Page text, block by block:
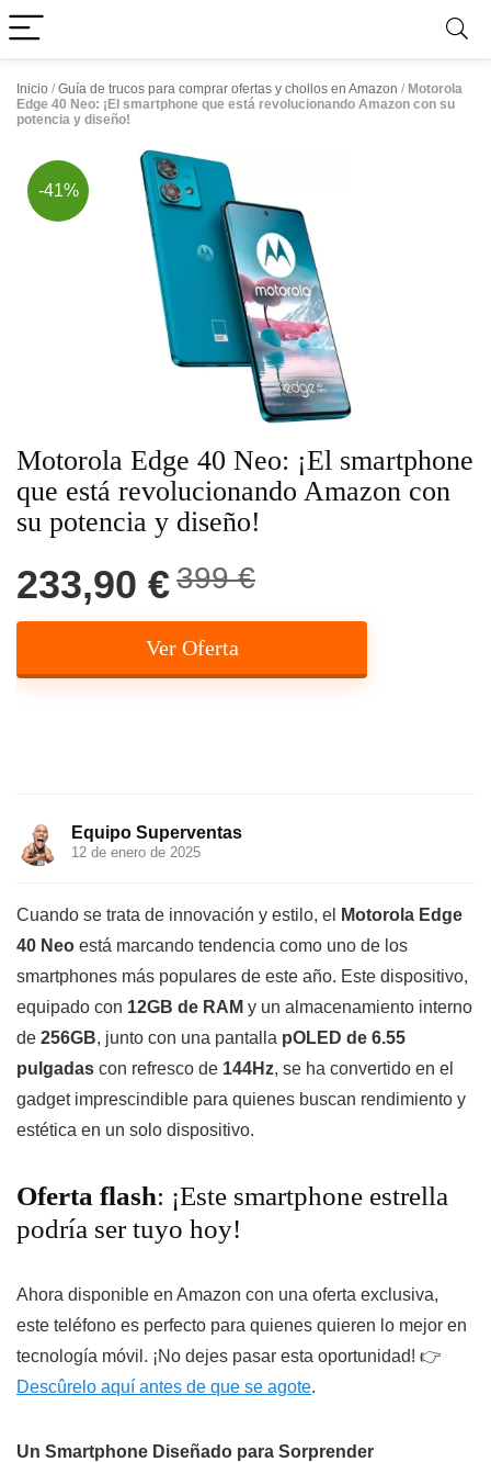
Inicio / Guía de trucos para comprar ofertas y chollos en Amazon / Motorola
Edge 40 Neo: ¡El smartphone que está revolucionando Amazon con su
potencia y diseño!
-41%
Motorola Edge 40 Neo: ¡El smartphone
que está revolucionando Amazon con
su potencia y diseño!
233,90 €399 €
Ver Oferta
Equipo Superventas
12 de enero de 2025
Cuando se trata de innovación y estilo, el
Motorola Edge
40 Neo está marcando tendencia como uno de los
smartphones más populares de este año. Este dispositivo,
equipado con 12GB de RAM y un almacenamiento interno
de 256GB, junto con una pantalla pOLED de 6.55
pulgadas con refresco de 144Hz, se ha convertido en el
gadget imprescindible para quienes buscan rendimiento y
estética en un solo dispositivo.
Oferta flash: ¡Este smartphone estrella
podría ser tuyo hoy!
Ahora disponible en Amazon con una oferta exclusiva,
este teléfono es perfecto para quienes quieren lo mejor en
tecnología móvil. ¡No dejes pasar esta oportunidad! 👉
Descûrelo aquí antes de que se agote.
Un Smartphone Diseñado para Sorprender